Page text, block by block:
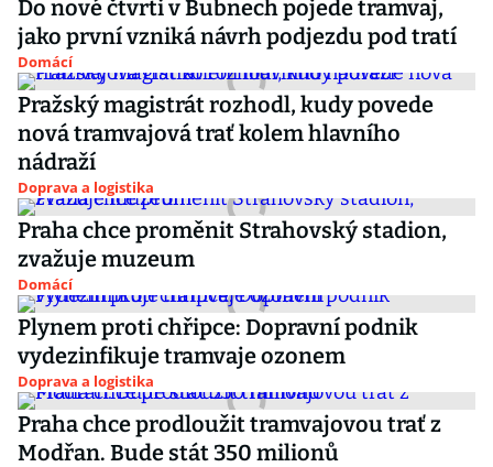
Do nové čtvrti v Bubnech pojede tramvaj,
jako první vzniká návrh podjezdu pod tratí
Domácí
Pražský magistrát rozhodl, kudy povede
nová tramvajová trať kolem hlavního
nádraží
Doprava a logistika
Praha chce proměnit Strahovský stadion,
zvažuje muzeum
Domácí
Plynem proti chřipce: Dopravní podnik
vydezinfikuje tramvaje ozonem
Doprava a logistika
Praha chce prodloužit tramvajovou trať z
Modřan. Bude stát 350 milionů